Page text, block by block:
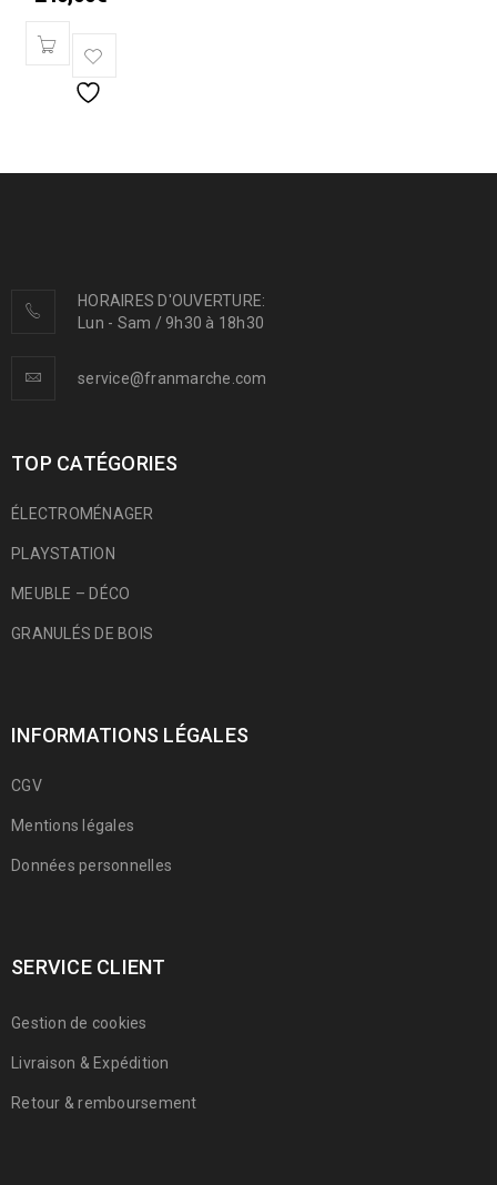
HORAIRES D'OUVERTURE:
Lun - Sam / 9h30 à 18h30
service@franmarche.com
TOP CATÉGORIES
ÉLECTROMÉNAGER
PLAYSTATION
MEUBLE – DÉCO
GRANULÉS DE BOIS
INFORMATIONS LÉGALES
CGV
Mentions légales
Données personnelles
SERVICE CLIENT
Gestion de cookies
Livraison & Expédition
Retour & remboursement